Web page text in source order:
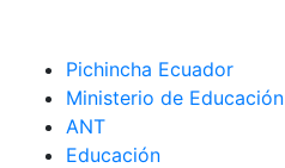
Pichincha Ecuador
Ministerio de Educación
ANT
Educación